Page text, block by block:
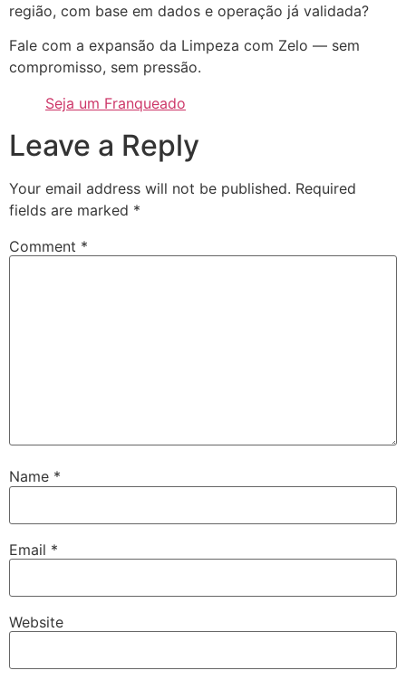
região, com base em dados e operação já validada?
Fale com a expansão da Limpeza com Zelo — sem
compromisso, sem pressão.
Seja um Franqueado
Leave a Reply
Your email address will not be published. Required
fields are marked *
Comment *
Name *
Email *
Website